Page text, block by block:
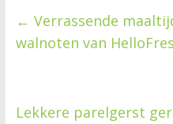
← Verrassende
walnoten van
Lekkere parelgerst